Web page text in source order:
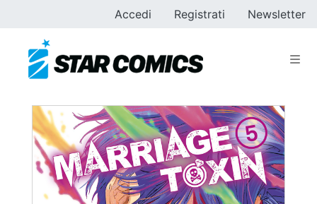
Accedi Registrati Newsletter